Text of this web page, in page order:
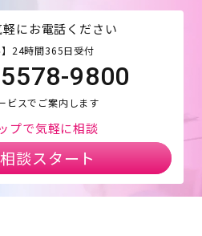
にお電話ください
】24時間365日受付
9800
ビスでご案内します
プで気軽に相談
談スタート